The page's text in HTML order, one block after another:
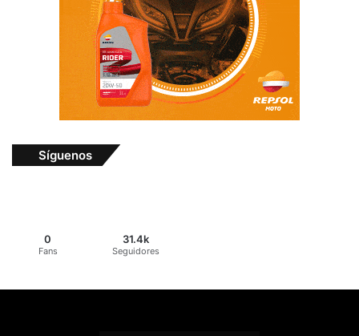
Síguenos
0
Fans
31.4k
Seguidores